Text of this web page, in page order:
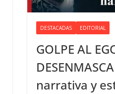
DESTACADAS EDITORIAL
GOLPE AL
narrativa y